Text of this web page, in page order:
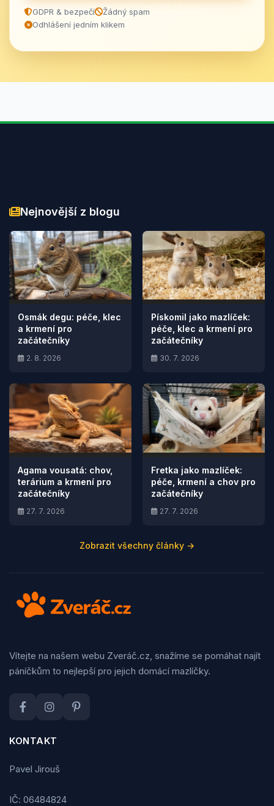
GDPR & bezpečí
Žádný spam
Odhlášení jedním klikem
Nejnovější z blogu
Osmák degu: péče, klec
a krmení pro
začátečníky
2. 8. 2026
Pískomil jako mazlíček:
péče, klec a krmení pro
začátečníky
30. 7. 2026
Agama vousatá: chov,
terárium a krmení pro
začátečníky
27. 7. 2026
Fretka jako mazlíček:
péče, krmení a chov pro
začátečníky
27. 7. 2026
Zobrazit všechny články →
Vítejte na našem webu Zveráč.cz, snažíme se pomáhat najít
páníčkům to nejlepší pro jejich domácí mazlíčky.
KONTAKT
Pavel Jirouš
IČ: 06484824